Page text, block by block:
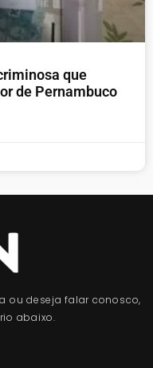
que
de Pernambuco
ou deseja falar conosco,
abaixo.